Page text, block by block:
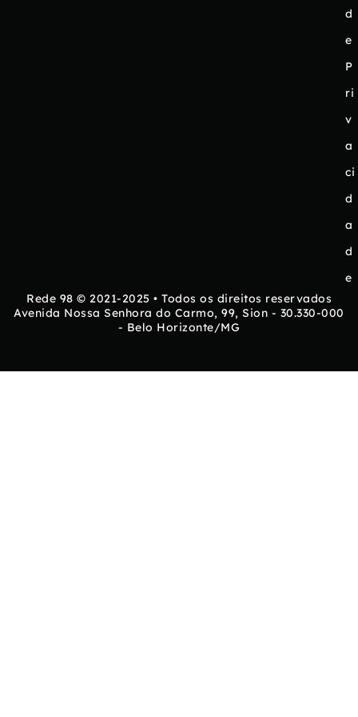
d
e
P
ri
v
a
ci
d
a
d
e
Rede 98 © 2021-2025 • Todos os direitos reservados
Avenida Nossa Senhora do Carmo, 99, Sion - 30.330-000
- Belo Horizonte/MG